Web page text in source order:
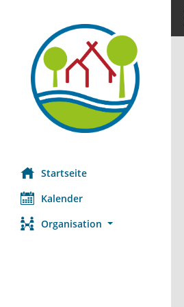
Startseite
Kalender
Organisation